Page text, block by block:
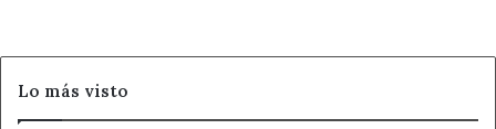
Lo más visto